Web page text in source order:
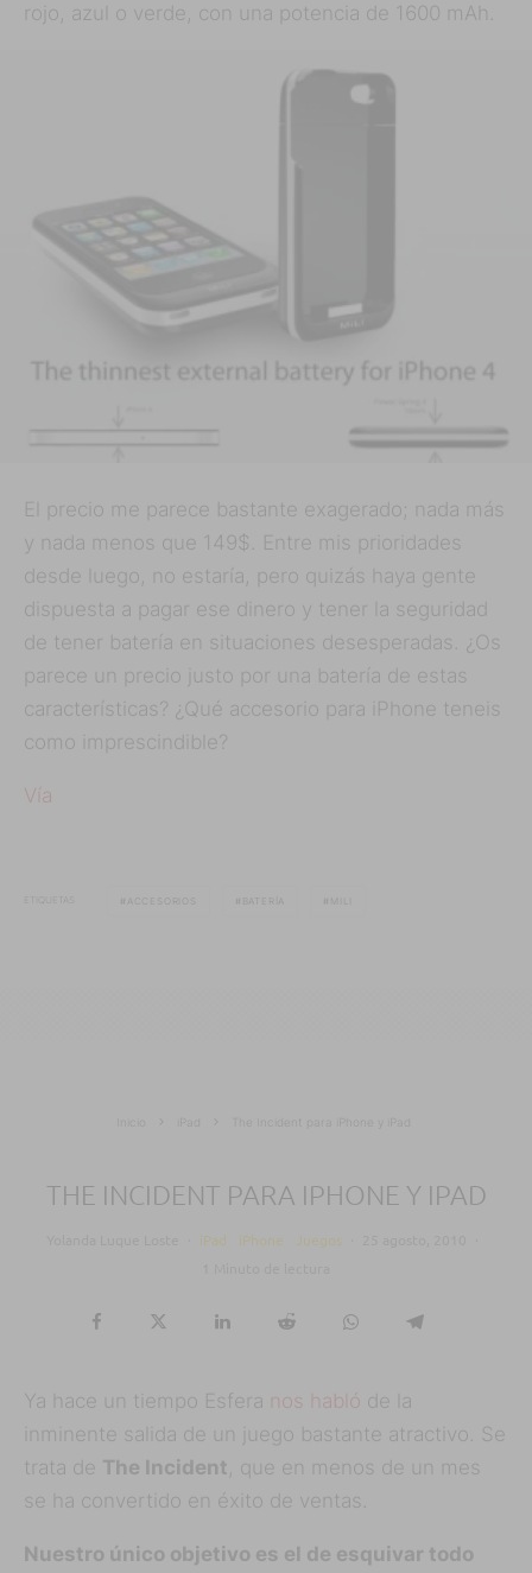
rojo, azul o verde, con una potencia de 1600 mAh.
El precio me parece bastante exagerado; nada más
y nada menos que 149$. Entre mis prioridades
desde luego, no estaría, pero quizás haya gente
dispuesta a pagar ese dinero y tener la seguridad
de tener batería en situaciones desesperadas. ¿Os
parece un precio justo por una batería de estas
características? ¿Qué accesorio para iPhone teneis
como imprescindible?
Vía
ETIQUETAS ACCESORIOS BATERÍA MILI
The Incident para iPhone y iPad
THE INCIDENT PARA IPHONE Y IPAD
iPad iPhone Juegos
Ya hace un tiempo Esfera nos habló de la
inminente salida de un juego bastante atractivo. Se
trata de The Incident , que en menos de un mes
se ha convertido en éxito de ventas.
Nuestro único objetivo es el de esquivar todo